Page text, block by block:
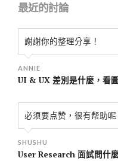
最近的討論
謝謝你的整理分享！
ANNIE
UI & UX 差別是什麼，看
必须要点赞，很有帮助呢
SHUSHU
User Research 面試問什